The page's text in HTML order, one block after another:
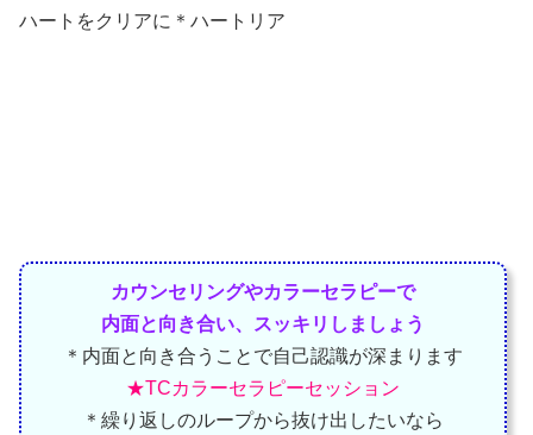
ハートをクリアに＊ハートリア
カウンセリングやカラーセラピーで
内面と向き合い、スッキリしましょう
＊内面と向き合うことで自己認識が深まります
★TCカラーセラピーセッション
＊繰り返しのループから抜け出したいなら